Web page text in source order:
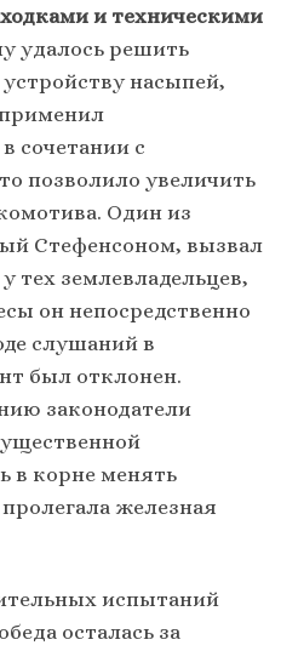
и техническими
удалось решить
насыпей,
сочетании с
позволило увеличить
Один из
Стефенсоном, вызвал
тех землевладельцев,
он непосредственно
слушаний в
был отклонен.
законодатели
в корне менять
железная
испытаний
осталась за